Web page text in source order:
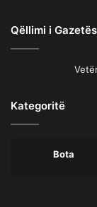
Qëllimi i
Kategoritë
Bota